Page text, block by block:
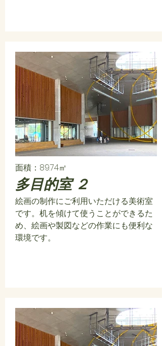
面積：89.74㎡
多目的室 ２
絵画の制作にご利用いただける美術室
です。机を傾けて使うことができるた
め、絵画や製図などの作業にも便利な
環境です。